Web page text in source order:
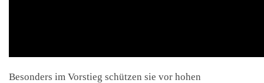
Besonders im Vorstieg schützen sie vor hohen